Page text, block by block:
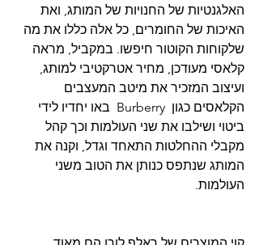
האלגנטיות של החנויות של המותג, ואת
האיכות של החומרים, כל אלה כללו את מה
שלקוחות הקוטור חיפשו. במקביל, מראה
קלאסי מעודכן, מחיר אטרקטיבי למותג,
ועיצוב המזכיר את מיטב המעצבים
הקלאסים כגון  Burberry  באו יחדיו לידי
ביטוי ושילבו את שני העולמות וכך קהל
מקבלי ההחלטות התאחד וגדל, וקנה את
המותג שנתפס כנותן את הטוב משני
העולמות.